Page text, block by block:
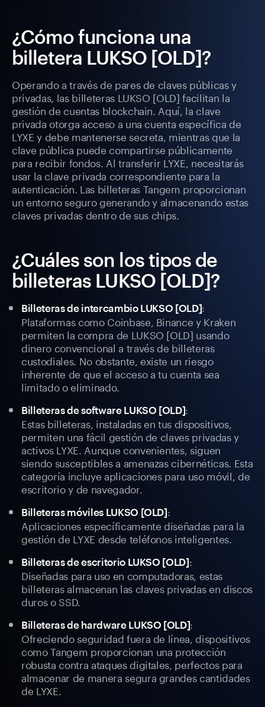
¿Cómo funciona una
billetera LUKSO [OLD]?
Operando a través de pares de claves públicas y
privadas, las billeteras LUKSO [OLD] facilitan la
gestión de cuentas blockchain. Aquí, la clave
privada otorga acceso a una cuenta específica de
LYXE y debe mantenerse secreta, mientras que la
clave pública puede compartirse públicamente
para recibir fondos. Al transferir LYXE, necesitarás
usar la clave privada correspondiente para la
autenticación. Las billeteras Tangem proporcionan
un entorno seguro generando y almacenando estas
claves privadas dentro de sus chips.
¿Cuáles son los tipos de
billeteras LUKSO [OLD]?
Billeteras de intercambio LUKSO [OLD]:
Plataformas como Coinbase, Binance y Kraken
permiten la compra de LUKSO [OLD] usando
dinero convencional a través de billeteras
custodiales. No obstante, existe un riesgo
inherente de que el acceso a tu cuenta sea
limitado o eliminado.
Billeteras de software LUKSO [OLD]:
Estas billeteras, instaladas en tus dispositivos,
permiten una fácil gestión de claves privadas y
activos LYXE. Aunque convenientes, siguen
siendo susceptibles a amenazas cibernéticas. Esta
categoría incluye aplicaciones para uso móvil, de
escritorio y de navegador.
Billeteras móviles LUKSO [OLD]:
Aplicaciones específicamente diseñadas para la
gestión de LYXE desde teléfonos inteligentes.
Billeteras de escritorio LUKSO [OLD]:
Diseñadas para uso en computadoras, estas
billeteras almacenan las claves privadas en discos
duros o SSD.
Billeteras de hardware LUKSO [OLD]:
Ofreciendo seguridad fuera de línea, dispositivos
como Tangem proporcionan una protección
robusta contra ataques digitales, perfectos para
almacenar de manera segura grandes cantidades
de LYXE.